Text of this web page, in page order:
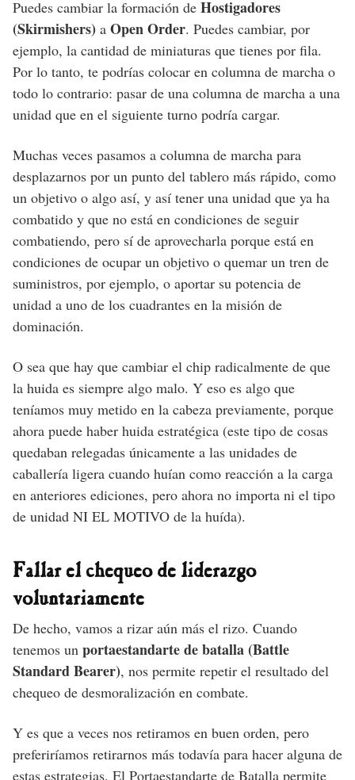
Puedes cambiar la formación de Hostigadores
(Skirmishers) a Open Order. Puedes cambiar, por
ejemplo, la cantidad de miniaturas que tienes por fila.
Por lo tanto, te podrías colocar en columna de marcha o
todo lo contrario: pasar de una columna de marcha a una
unidad que en el siguiente turno podría cargar.
Muchas veces pasamos a columna de marcha para
desplazarnos por un punto del tablero más rápido, como
un objetivo o algo así, y así tener una unidad que ya ha
combatido y que no está en condiciones de seguir
combatiendo, pero sí de aprovecharla porque está en
condiciones de ocupar un objetivo o quemar un tren de
suministros, por ejemplo, o aportar su potencia de
unidad a uno de los cuadrantes en la misión de
dominación.
O sea que hay que cambiar el chip radicalmente de que
la huida es siempre algo malo. Y eso es algo que
teníamos muy metido en la cabeza previamente, porque
ahora puede haber huida estratégica (este tipo de cosas
quedaban relegadas únicamente a las unidades de
caballería ligera cuando huían como reacción a la carga
en anteriores ediciones, pero ahora no importa ni el tipo
de unidad NI EL MOTIVO de la huída).
Fallar el chequeo de liderazgo
voluntariamente
De hecho, vamos a rizar aún más el rizo. Cuando
tenemos un portaestandarte de batalla (Battle
Standard Bearer), nos permite repetir el resultado del
chequeo de desmoralización en combate.
Y es que a veces nos retiramos en buen orden, pero
preferiríamos retirarnos más todavía para hacer alguna de
estas estrategias. El Portaestandarte de Batalla permite